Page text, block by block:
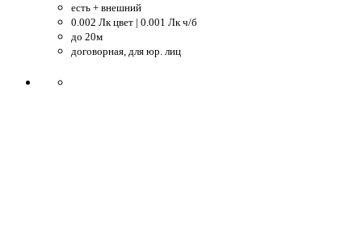
есть + внешний
0.002 Лк цвет | 0.001 Лк ч/б
до 20м
договорная, для юр. лиц